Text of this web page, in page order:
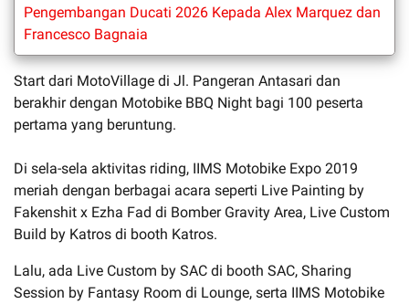
Pengembangan Ducati 2026 Kepada Alex Marquez dan
Francesco Bagnaia
Start dari MotoVillage di Jl. Pangeran Antasari dan
berakhir dengan Motobike BBQ Night bagi 100 peserta
pertama yang beruntung.
Di sela-sela aktivitas riding, IIMS Motobike Expo 2019
meriah dengan berbagai acara seperti Live Painting by
Fakenshit x Ezha Fad di Bomber Gravity Area, Live Custom
Build by Katros di booth Katros.
Lalu, ada Live Custom by SAC di booth SAC, Sharing
Session by Fantasy Room di Lounge, serta IIMS Motobike